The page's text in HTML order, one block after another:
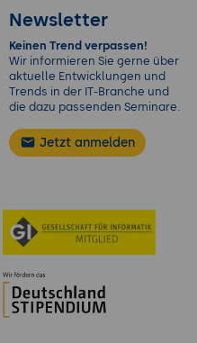
Newsletter
Keinen Trend verpassen!
Wir informieren Sie gerne über
aktuelle Entwicklungen und
Trends in der IT-Branche und
die dazu passenden Seminare.
Jetzt anmelden